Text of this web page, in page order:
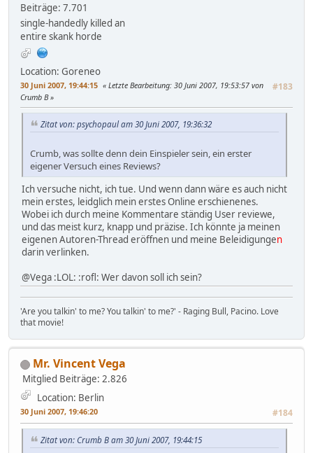
Beiträge: 7.701
single-handedly killed an
entire skank horde
Location: Goreneo
30 Juni 2007, 19:44:15 #183
Letzte Bearbeitung: 30 Juni 2007, 19:53:57 von
Crumb B
Zitat von: psychopaul am 30 Juni 2007, 19:36:32
Crumb, was sollte denn dein Einspieler sein, ein erster
eigener Versuch eines Reviews?
Ich versuche nicht, ich tue. Und wenn dann wäre es auch nicht
mein erstes, leidglich mein erstes Online erschienenes.
Wobei ich durch meine Kommentare ständig User reviewe,
und das meist kurz, knapp und präzise. Ich könnte ja meinen
eigenen Autoren-Thread eröffnen und meine Beleidigungen
darin verlinken.
@Vega :LOL: :rofl: Wer davon soll ich sein?
'Are you talkin' to me? You talkin' to me?' - Raging Bull, Pacino. Love
that movie!
Mr. Vincent Vega
Mitglied Beiträge: 2.826
Location: Berlin
30 Juni 2007, 19:46:20 #184
Zitat von: Crumb B am 30 Juni 2007, 19:44:15